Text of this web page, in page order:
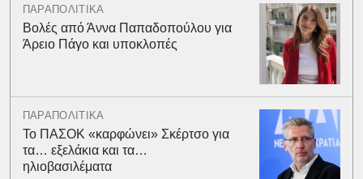
ΠΑΡΑΠΟΛΙΤΙΚΑ
Βολές από Άννα Παπαδοπούλου για
Άρειο Πάγο και υποκλοπές
ΠΑΡΑΠΟΛΙΤΙΚΑ
Το ΠΑΣΟΚ «καρφώνει» Σκέρτσο για
τα… εξελάκια και τα…
ηλιοβασιλέματα